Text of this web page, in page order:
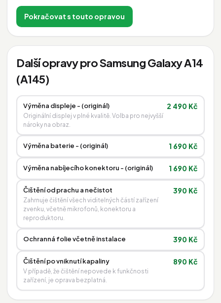
Pokračovat s touto opravou
Další opravy pro Samsung Galaxy A14
(A145)
Výměna displeje - (originál)
Originální displej v plné kvalitě. Volba pro nejvyšší
nároky na obraz.
2 490 Kč
Výměna baterie - (originál) 1 690 Kč
Výměna nabíjecího konektoru - (originál) 1 690 Kč
Čištění od prachu a nečistot
Zahrnuje čištění všech viditelných částí zařízení
zvenku, včetně mikrofonů, konektoru a
reproduktoru.
390 Kč
Ochranná folie včetně instalace 390 Kč
Čištění po vniknutí kapaliny
V případě, že čištění nepovede k funkčnosti
zařízení, je oprava bezplatná.
890 Kč